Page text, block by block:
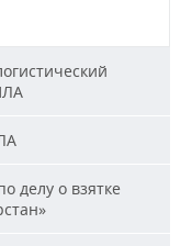
делу о взятке